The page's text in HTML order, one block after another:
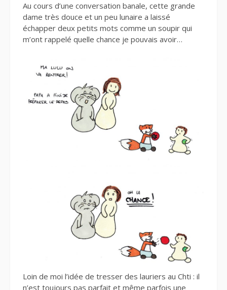
Au cours d’une conversation banale, cette grande
dame très douce et un peu lunaire a laissé
échapper deux petits mots comme un soupir qui
m’ont rappelé quelle chance je pouvais avoir…
Loin de moi l’idée de tresser des lauriers au Chti : il
n’est toujours pas parfait et même parfois une